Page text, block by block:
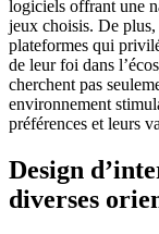
logiciels offrant une
jeux choisis. De plus,
plateformes qui
de leur foi dans
cherchent pas
environnement
préférences et leurs
Design
diverses